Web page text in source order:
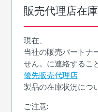
販売代理店在庫
現在、
当社の販売パートナ
せん。に連絡するこ
優先販売代理店
製品の在庫状況につ
ご注意: